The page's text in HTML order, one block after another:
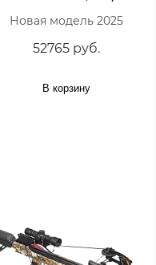
Новая модель 2025
52765 руб.
В корзину